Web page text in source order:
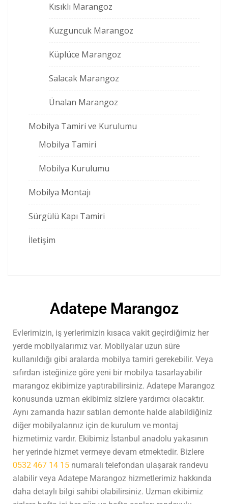
Kısıklı Marangoz
Kuzguncuk Marangoz
Küplüce Marangoz
Salacak Marangoz
Ünalan Marangoz
Mobilya Tamiri ve Kurulumu
Mobilya Tamiri
Mobilya Kurulumu
Mobilya Montajı
Sürgülü Kapı Tamiri
İletişim
Adatepe Marangoz
Evlerimizin, iş yerlerimizin kısaca vakit geçirdiğimiz her
yerde mobilyalarımız var. Mobilyalar uzun süre
kullanıldığı gibi aralarda mobilya tamiri gerekebilir. Veya
sıfırdan isteğinize göre yeni bir mobilya tasarlayabilir
marangoz ekibimize yaptırabilirsiniz. Adatepe Marangoz
konusunda uzman ekibimiz sizlere yardımcı olacaktır.
Aynı zamanda hazır satılan demonte halde alabildiğiniz
diğer mobilyalarınız için de kurulum ve montaj
hizmetimiz vardır. Ekibimiz İstanbul anadolu yakasının
her yerinde hizmet vermeye devam etmektedir. Bizlere
0532 467 14 15 numaralı telefondan ulaşarak randevu
alabilir veya Adatepe Marangoz hizmetlerimiz hakkında
daha detaylı bilgi sahibi olabilirsiniz. Uzman ekibimiz